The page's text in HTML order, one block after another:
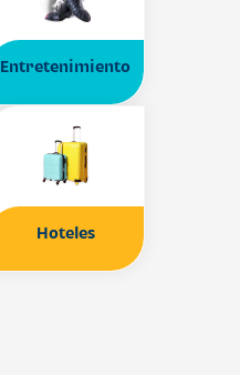
Entretenimiento
Hoteles